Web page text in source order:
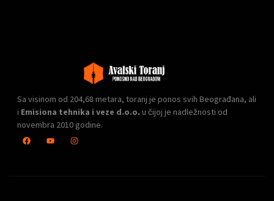
Sa visinom od 204,68 metara, toranj je ponos svih Beograđana, ali
i Emisiona tehnika i veze d.o.o. u čijoj je nadležnosti od
novembra 2010 godine.